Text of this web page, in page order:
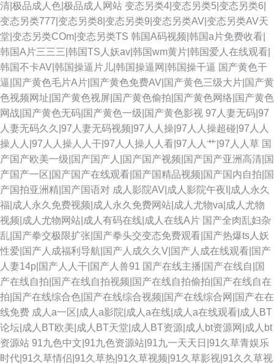
清|极品成人色|极品成人网站 变态另类4|变态另类5|变态另类6|
变态另类777|变态另类8|变态另类9|变态另类AV|变态另类AV天
堂|变态另类COm|变态另类TS 韩国A码视频|韩国a片免费收看|
韩国A片三三三|韩国TS人妖av|韩国wm黄片|韩国爱人在线观看|
韩国不卡AV|韩国操逼片儿|韩国操逼网|韩国操干逼 国产黄色干
逼|国产黄色毛片A片|国产黄色免费AV|国产黄色三级大片|国产黄
色视频网址|国产黄色视屏|国产黄色偷拍|国产黄色网络|国产黄色
网战|国产黄色无码|国产黄色一级|国产黄色影视 97人妻无码|97
人妻无码久久|97人妻无码视频|97人人操|97人人操超碰|97人人
操人人|97人人操人人干|97人人操人人看|97人人艹|97人人草 国
产国产欧美一级|国产国产人|国产国产视频|国产国产亚洲高清|国
产国产一区|国产国产在线观看|国产国精品视频|国产国内自拍|国
产国拍亚洲精|国产国语对 成人影院AV|成人影院午夜I|成人永久
福|成人永久免费视频|成人永久免费网站|成人尤物va|成人尤物
视频|成人尤物网站|成人有码在线|成人在线A片 国产全肉乱妇杂
乱|国产拳交极限扩张|国产拳头交变态免费观看|国产热爆ts人妖
性爱|国产人成福利导航|国产人成久久V|国产人成在线观看|国产
人妻14p|国产人人干|国产人兽91 国产在线主播|国产在线自|国
产在线自拍|国产在线自拍视频|国产在线自拍偷拍|国产在线自在
拍|国产在线综合色|国产在线综合视频|国产在线综合网|国产在在
线免费 成人a一区|成人a影院|成人a在线|成人a在线观看|成人BT
论坛|成人BT欧美|成人BT天堂|成人BT资源|成人bt资源网|成人bt
资源站 91九色中文|91九色资源站|91九一天天日|91久草青娱乐
时代|91久草情侣|91久草热|91久草视频|91久草影视|91久久草视